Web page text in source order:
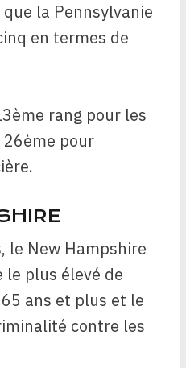
la Pennsylvanie
en termes de
rang pour les
pour
le New Hampshire
le plus élevé de
ans et plus et le
contre les